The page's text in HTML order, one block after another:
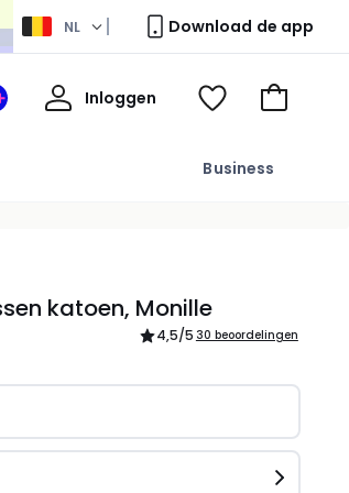
NL Download de app
Business
Inloggen
Mijn
Kijk
Naar
katoen, Monille
4,5/5 30 beoordelingen